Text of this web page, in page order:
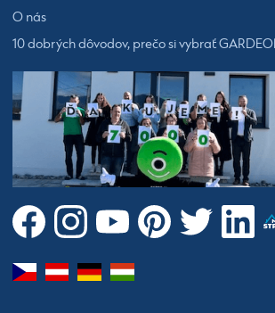
O nás
10 dobrých dôvodov, prečo si vybrať